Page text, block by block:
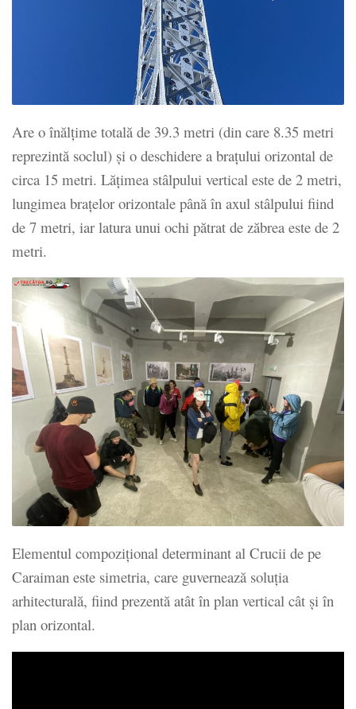
Are o înălţime totală de 39.3 metri (din care 8.35 metri
reprezintă soclul) şi o deschidere a braţului orizontal de
circa 15 metri. Lăţimea stâlpului vertical este de 2 metri,
lungimea braţelor orizontale până în axul stâlpului fiind
de 7 metri, iar latura unui ochi pătrat de zăbrea este de 2
metri.
Elementul compoziţional determinant al Crucii de pe
Caraiman este simetria, care guvernează soluţia
arhitecturală, fiind prezentă atât în plan vertical cât şi în
plan orizontal.